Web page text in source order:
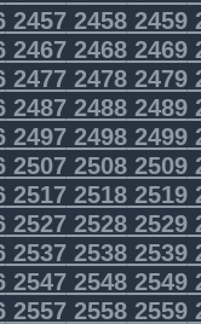
245724582459
246724682469
247724782479
248724882489
249724982499
250725082509
251725182519
252725282529
253725382539
254725482549
255725582559